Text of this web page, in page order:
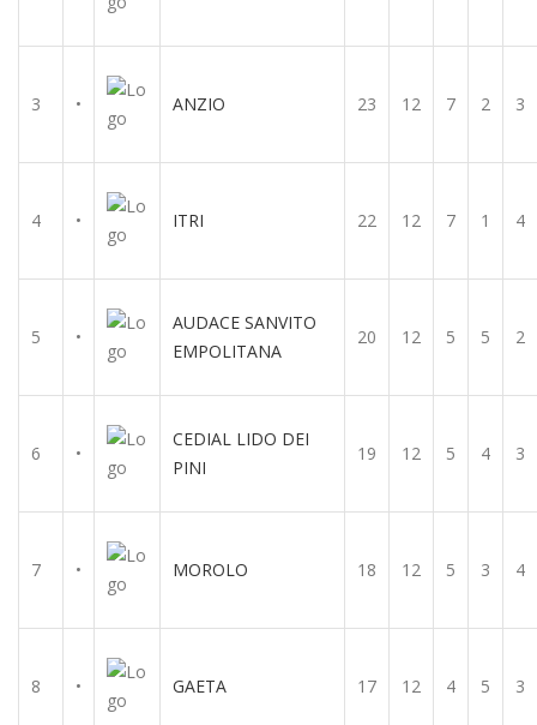
3 • ANZIO 23 12 7 2 3
4 • ITRI 22 12 7 1 4
5 •
AUDACE SANVITO
EMPOLITANA
20 12 5 5 2
6 •
CEDIAL LIDO DEI
PINI
19 12 5 4 3
7 • MOROLO 18 12 5 3 4
8 • GAETA 17 12 4 5 3